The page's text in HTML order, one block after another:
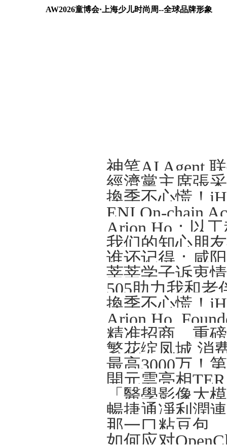
AW2026童博会·上海少儿时尚周--全球品牌形象
Arion Ho：以
我们的知心朋
谁还记得：咸
莘莘学子诉衷情
505助力我和老
精准招商、重
繁花绽凤城 消
開元雲亮相